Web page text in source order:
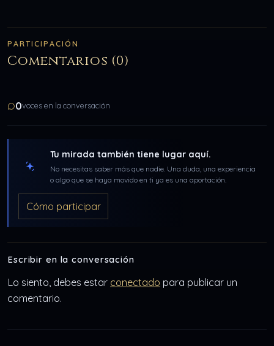
PARTICIPACIÓN
Comentarios (0)
0voces en la conversación
Tu mirada también tiene lugar aquí.
No necesitas saber más que nadie. Una duda, una experiencia
o algo que se haya movido en ti ya es una aportación.
Cómo participar
Escribir en la conversación
Lo siento, debes estar conectado para publicar un
comentario.